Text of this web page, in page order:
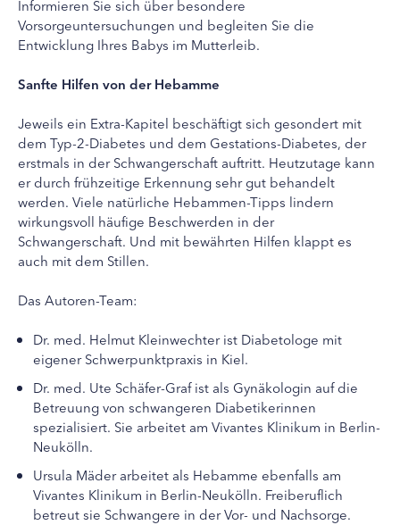
Informieren Sie sich über besondere
Vorsorgeuntersuchungen und begleiten Sie die
Entwicklung Ihres Babys im Mutterleib.
Sanfte Hilfen von der Hebamme
Jeweils ein Extra-Kapitel beschäftigt sich gesondert mit
dem Typ-2-Diabetes und dem Gestations-Diabetes, der
erstmals in der Schwangerschaft auftritt. Heutzutage kann
er durch frühzeitige Erkennung sehr gut behandelt
werden. Viele natürliche Hebammen-Tipps lindern
wirkungsvoll häufige Beschwerden in der
Schwangerschaft. Und mit bewährten Hilfen klappt es
auch mit dem Stillen.
Das Autoren-Team:
Dr. med. Helmut Kleinwechter ist Diabetologe mit
eigener Schwerpunktpraxis in Kiel.
Dr. med. Ute Schäfer-Graf ist als Gynäkologin auf die
Betreuung von schwangeren Diabetikerinnen
spezialisiert. Sie arbeitet am Vivantes Klinikum in Berlin-
Neukölln.
Ursula Mäder arbeitet als Hebamme ebenfalls am
Vivantes Klinikum in Berlin-Neukölln. Freiberuflich
betreut sie Schwangere in der Vor- und Nachsorge.